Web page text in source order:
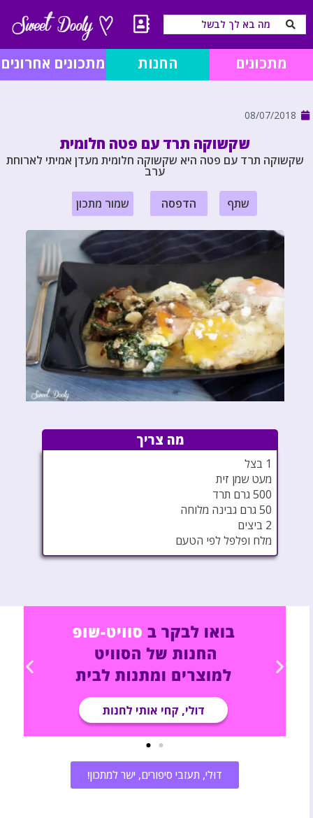
מתכונים החנות מתכונים אחרונים
08/07/2018
שקשוקה תרד עם פטה חלומית
שקשוקה תרד עם פטה היא שקשוקה חלומית מעדן אמיתי לארוחת
ערב
שתף הדפסה שמור מתכון
מה צריך
1 בצל
מעט שמן זית
500 גרם תרד
50 גרם גבינה מלוחה
2 ביצים
מלח ופלפל לפי הטעם
דוּלי, תעזבי סיפורים, ישר למתכון!